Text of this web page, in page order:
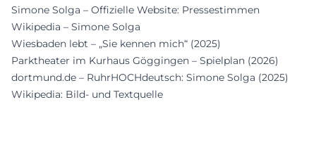
Simone Solga – Offizielle Website: Pressestimmen
Wikipedia – Simone Solga
Wiesbaden lebt – „Sie kennen mich“ (2025)
Parktheater im Kurhaus Göggingen – Spielplan (2026)
dortmund.de – RuhrHOCHdeutsch: Simone Solga (2025)
Wikipedia: Bild- und Textquelle